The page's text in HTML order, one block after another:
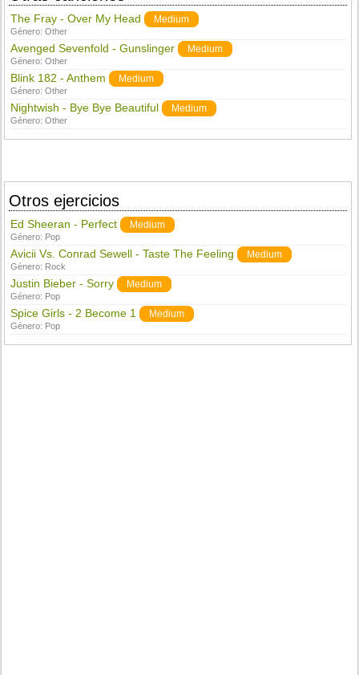
The Fray - Over My Head Medium
Género:Other
Avenged Sevenfold - Gunslinger Medium
Género:Other
Blink 182 - Anthem Medium
Género:Other
Nightwish - Bye Bye Beautiful Medium
Género:Other
Otros ejercicios
Ed Sheeran - Perfect Medium
Género: Pop
Avicii Vs. Conrad Sewell - Taste The Feeling Medium
Género: Rock
Justin Bieber - Sorry Medium
Género: Pop
Spice Girls - 2 Become 1 Medium
Género: Pop